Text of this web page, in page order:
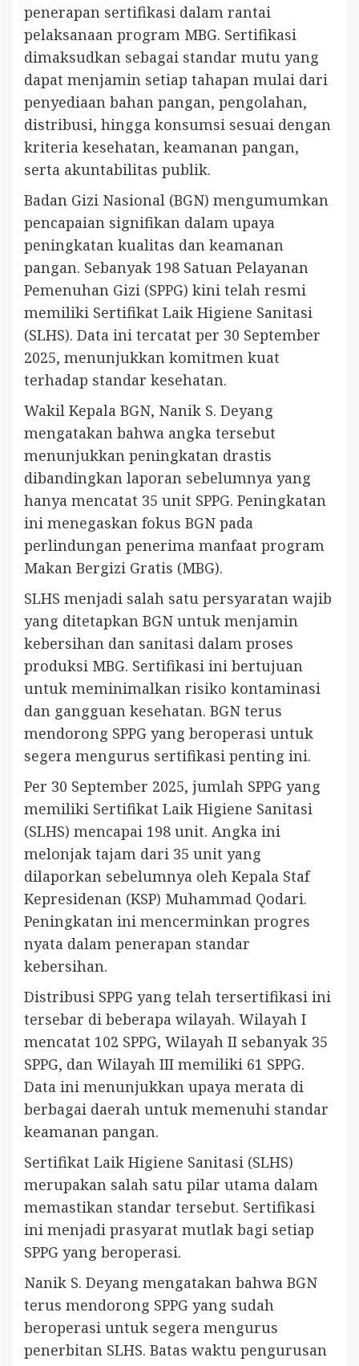
penerapan sertifikasi dalam rantai
pelaksanaan program MBG. Sertifikasi
dimaksudkan sebagai standar mutu yang
dapat menjamin setiap tahapan mulai dari
penyediaan bahan pangan, pengolahan,
distribusi, hingga konsumsi sesuai dengan
kriteria kesehatan, keamanan pangan,
serta akuntabilitas publik.
Badan Gizi Nasional (BGN) mengumumkan
pencapaian signifikan dalam upaya
peningkatan kualitas dan keamanan
pangan. Sebanyak 198 Satuan Pelayanan
Pemenuhan Gizi (SPPG) kini telah resmi
memiliki Sertifikat Laik Higiene Sanitasi
(SLHS). Data ini tercatat per 30 September
2025, menunjukkan komitmen kuat
terhadap standar kesehatan.
Wakil Kepala BGN, Nanik S. Deyang
mengatakan bahwa angka tersebut
menunjukkan peningkatan drastis
dibandingkan laporan sebelumnya yang
hanya mencatat 35 unit SPPG. Peningkatan
ini menegaskan fokus BGN pada
perlindungan penerima manfaat program
Makan Bergizi Gratis (MBG).
SLHS menjadi salah satu persyaratan wajib
yang ditetapkan BGN untuk menjamin
kebersihan dan sanitasi dalam proses
produksi MBG. Sertifikasi ini bertujuan
untuk meminimalkan risiko kontaminasi
dan gangguan kesehatan. BGN terus
mendorong SPPG yang beroperasi untuk
segera mengurus sertifikasi penting ini.
Per 30 September 2025, jumlah SPPG yang
memiliki Sertifikat Laik Higiene Sanitasi
(SLHS) mencapai 198 unit. Angka ini
melonjak tajam dari 35 unit yang
dilaporkan sebelumnya oleh Kepala Staf
Kepresidenan (KSP) Muhammad Qodari.
Peningkatan ini mencerminkan progres
nyata dalam penerapan standar
kebersihan.
Distribusi SPPG yang telah tersertifikasi ini
tersebar di beberapa wilayah. Wilayah I
mencatat 102 SPPG, Wilayah II sebanyak 35
SPPG, dan Wilayah III memiliki 61 SPPG.
Data ini menunjukkan upaya merata di
berbagai daerah untuk memenuhi standar
keamanan pangan.
Sertifikat Laik Higiene Sanitasi (SLHS)
merupakan salah satu pilar utama dalam
memastikan standar tersebut. Sertifikasi
ini menjadi prasyarat mutlak bagi setiap
SPPG yang beroperasi.
Nanik S. Deyang mengatakan bahwa BGN
terus mendorong SPPG yang sudah
beroperasi untuk segera mengurus
penerbitan SLHS. Batas waktu pengurusan